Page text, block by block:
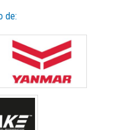
de: